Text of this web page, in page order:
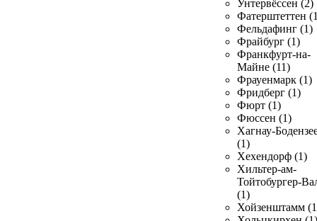
Унтервёссен (2)
Фатерштеттен
Фельдафинг (1)
Фрайбург (1)
Франкфурт-на-
Майне (11)
Фрауенмарк (1)
Фридберг (1)
Фюрт (1)
Фюссен (1)
Хагнау-
(1)
Хехендорф (1)
Хильтер-ам-
Тойтобургер-
(1)
Хойзенштамм